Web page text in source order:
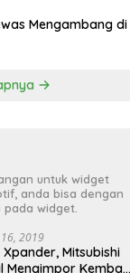
Mengambang di
untuk widget
anda bisa dengan
pada widget.
2019
Xpander, Mitsubishi
Mengimpor Kembali